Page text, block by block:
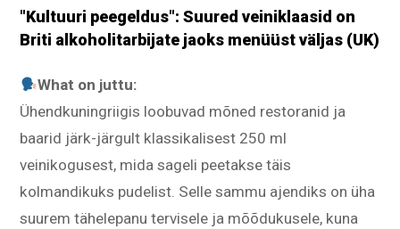
"Kultuuri peegeldus": Suured veiniklaasid on
Briti alkoholitarbijate jaoks menüüst väljas (UK)
What on juttu:
Ühendkuningriigis loobuvad mõned restoranid ja
baarid järk-järgult klassikalisest 250 ml
veinikogusest, mida sageli peetakse täis
kolmandikuks pudelist. Selle sammu ajendiks on üha
suurem tähelepanu tervisele ja mõõdukusele, kuna